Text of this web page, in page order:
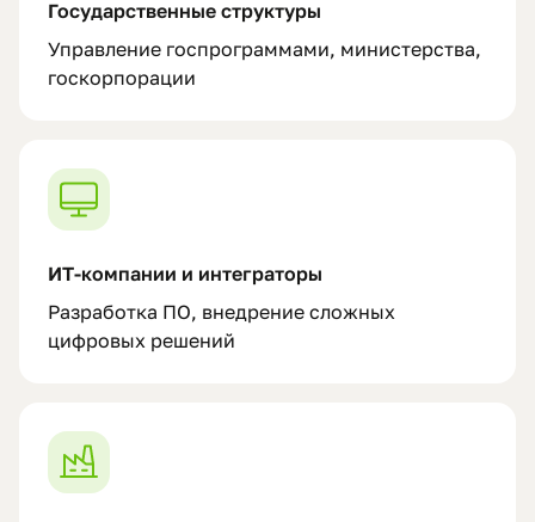
Государственные структуры
Управление госпрограммами, министерства,
госкорпорации
ИТ-компании и интеграторы
Разработка ПО, внедрение сложных
цифровых решений